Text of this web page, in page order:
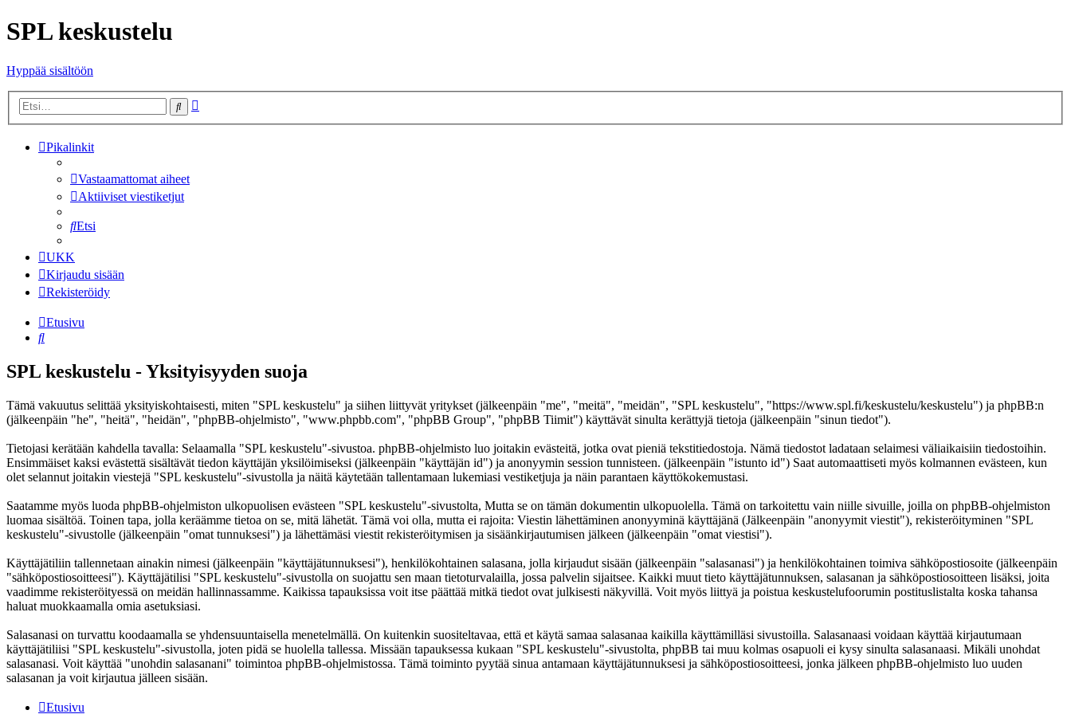
SPL keskustelu
Hyppää sisältöön
Etsi
Pikalinkit
Vastaamattomat aiheet
Aktiiviset viestiketjut
Etsi
UKK
Kirjaudu sisään
Rekisteröidy
Etusivu
Etsi
SPL keskustelu - Yksityisyyden suoja
Tämä vakuutus selittää yksityiskohtaisesti, miten "SPL keskustelu" ja siihen liittyvät yritykset (jälkeenpäin "me", "meitä", "meidän", "SPL keskustelu", "https://www.spl.fi/keskustelu/keskustelu") ja phpBB:n
(jälkeenpäin "he", "heitä", "heidän", "phpBB-ohjelmisto", "www.phpbb.com", "phpBB Group", "phpBB Tiimit") käyttävät sinulta kerättyjä tietoja (jälkeenpäin "sinun tiedot").
Tietojasi kerätään kahdella tavalla: Selaamalla "SPL keskustelu"-sivustoa. phpBB-ohjelmisto luo joitakin evästeitä, jotka ovat pieniä tekstitiedostoja. Nämä tiedostot ladataan selaimesi väliaikaisiin tiedostoihin.
Ensimmäiset kaksi evästettä sisältävät tiedon käyttäjän yksilöimiseksi (jälkeenpäin "käyttäjän id") ja anonyymin session tunnisteen. (jälkeenpäin "istunto id") Saat automaattiseti myös kolmannen evästeen, kun
olet selannut joitakin viestejä "SPL keskustelu"-sivustolla ja näitä käytetään tallentamaan lukemiasi vestiketjuja ja näin parantaen käyttökokemustasi.
Saatamme myös luoda phpBB-ohjelmiston ulkopuolisen evästeen "SPL keskustelu"-sivustolta, Mutta se on tämän dokumentin ulkopuolella. Tämä on tarkoitettu vain niille sivuille, joilla on phpBB-ohjelmiston
luomaa sisältöä. Toinen tapa, jolla keräämme tietoa on se, mitä lähetät. Tämä voi olla, mutta ei rajoita: Viestin lähettäminen anonyyminä käyttäjänä (Jälkeenpäin "anonyymit viestit"), rekisteröityminen "SPL
keskustelu"-sivustolle (jälkeenpäin "omat tunnuksesi") ja lähettämäsi viestit rekisteröitymisen ja sisäänkirjautumisen jälkeen (jälkeenpäin "omat viestisi").
Käyttäjätiliin tallennetaan ainakin nimesi (jälkeenpäin "käyttäjätunnuksesi"), henkilökohtainen salasana, jolla kirjaudut sisään (jälkeenpäin "salasanasi") ja henkilökohtainen toimiva sähköpostiosoite (jälkeenpäin
"sähköpostiosoitteesi"). Käyttäjätilisi "SPL keskustelu"-sivustolla on suojattu sen maan tietoturvalailla, jossa palvelin sijaitsee. Kaikki muut tieto käyttäjätunnuksen, salasanan ja sähköpostiosoitteen lisäksi, joita
vaadimme rekisteröityessä on meidän hallinnassamme. Kaikissa tapauksissa voit itse päättää mitkä tiedot ovat julkisesti näkyvillä. Voit myös liittyä ja poistua keskustelufoorumin postituslistalta koska tahansa
haluat muokkaamalla omia asetuksiasi.
Salasanasi on turvattu koodaamalla se yhdensuuntaisella menetelmällä. On kuitenkin suositeltavaa, että et käytä samaa salasanaa kaikilla käyttämilläsi sivustoilla. Salasanaasi voidaan käyttää kirjautumaan
käyttäjätiliisi "SPL keskustelu"-sivustolla, joten pidä se huolella tallessa. Missään tapauksessa kukaan "SPL keskustelu"-sivustolta, phpBB tai muu kolmas osapuoli ei kysy sinulta salasanaasi. Mikäli unohdat
salasanasi. Voit käyttää "unohdin salasanani" toimintoa phpBB-ohjelmistossa. Tämä toiminto pyytää sinua antamaan käyttäjätunnuksesi ja sähköpostiosoitteesi, jonka jälkeen phpBB-ohjelmisto luo uuden
salasanan ja voit kirjautua jälleen sisään.
Etusivu